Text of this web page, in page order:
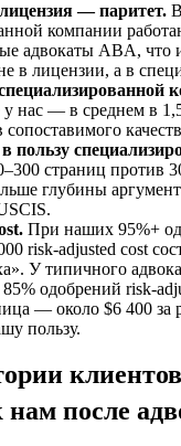
— паритет.
компании
адвокаты ABA, что
в лицензии, а в
нас — в среднем в
сопоставимого
пользу
страниц против
глубины
При наших 95%+
risk-adjusted cost
У типичного
одобрений risk-
— около $6 400 за
пользу.
после